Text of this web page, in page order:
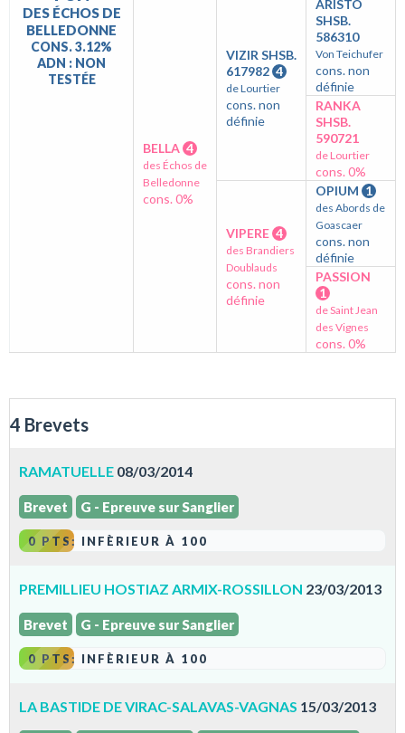
DES ÉCHOS DE
BELLEDONNE
CONS. 3.12%
ADN : NON
TESTÉE
BELLA 4
des Échos de
Belledonne
cons. 0%
VIZIR SHSB.
617982 4
de Lourtier
cons. non
définie
ARISTO
SHSB.
586310
Von Teichufer
cons. non
définie
RANKA
SHSB.
590721
de Lourtier
cons. 0%
VIPERE 4
des Brandiers
Doublauds
cons. non
définie
OPIUM 1
des Abords de
Goascaer
cons. non
définie
PASSION
1
de Saint Jean
des Vignes
cons. 0%
4 Brevets
RAMATUELLE 08/03/2014
Brevet G - Epreuve sur Sanglier
0 PTS: INFÈRIEUR À 100
PREMILLIEU HOSTIAZ ARMIX-ROSSILLON 23/03/2013
Brevet G - Epreuve sur Sanglier
0 PTS: INFÈRIEUR À 100
LA BASTIDE DE VIRAC-SALAVAS-VAGNAS 15/03/2013